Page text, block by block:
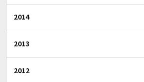
2014
2013
2012